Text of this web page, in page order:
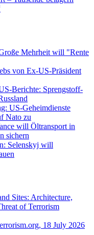
Mehrheit will "Rente
von Ex-US-Präsident
Berichte: Sprengstoff-
US-Geheimdienste
Nato zu
will Öltransport in
sichern
Selenskyj will
Sites: Architecture,
of Terrorism
18 July 2026